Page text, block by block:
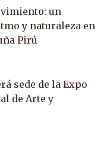
un
y naturaleza en
Pirú
sede de la Expo
de Arte y